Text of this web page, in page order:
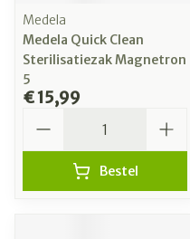
Medela
Medela Quick Clean
Sterilisatiezak Magnetron
5
€ 15,99
Bestel